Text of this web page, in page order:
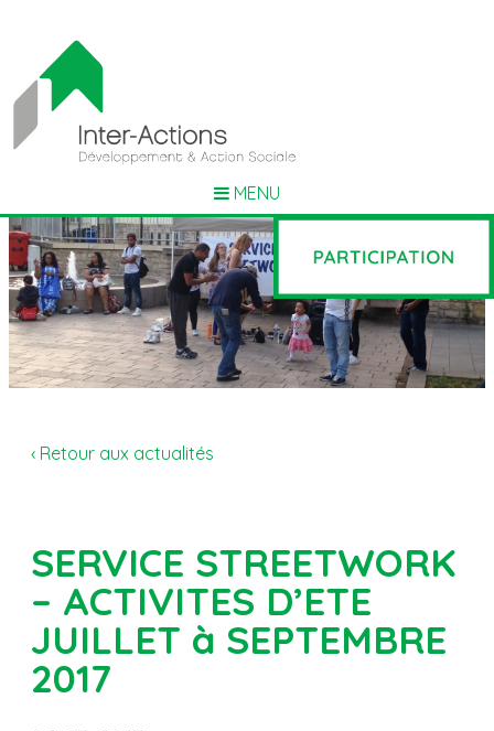
MENU
‹ Retour aux actualités
SERVICE STREETWORK
– ACTIVITES D’ETE
JUILLET à SEPTEMBRE
2017